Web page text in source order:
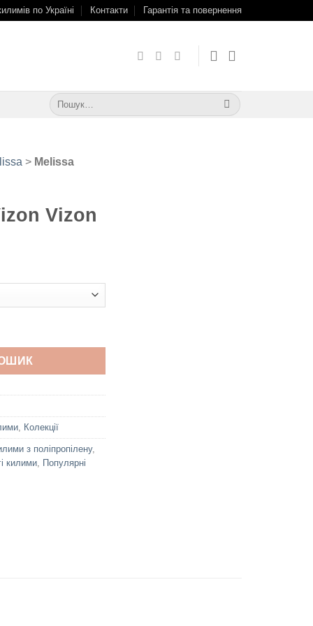
по Україні Контакти Гарантія та повернення
Шукати:
> Melissa
Vizon
Колекції
з поліпропілену,
килими Популярні